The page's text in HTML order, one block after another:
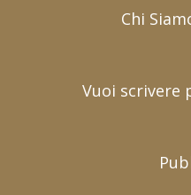
Chi
Vuoi scrivere